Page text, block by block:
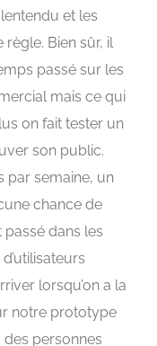
et les
Bien sûr, il
passé sur les
mais ce qui
on fait tester un
son public.
par semaine, un
chance de
passé dans les
lorsqu’on a la
notre prototype
des personnes